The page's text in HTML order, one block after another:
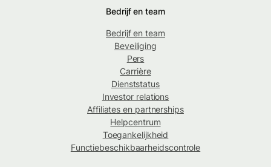
Bedrijf en team
Bedrijf en team
Beveiliging
Pers
Carrière
Dienststatus
Investor relations
Affiliates en partnerships
Helpcentrum
Toegankelijkheid
Functiebeschikbaarheidscontrole